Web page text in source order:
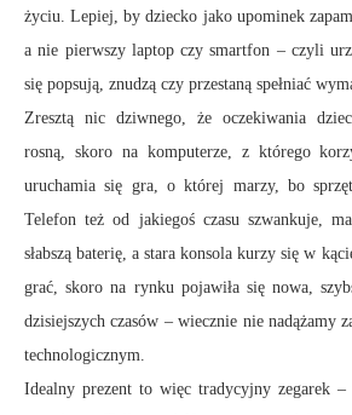
życiu. Lepiej, by dziecko jako upominek
a nie pierwszy laptop czy smartfon – czyli
się popsują, znudzą czy przestaną spełniać
Zresztą nic dziwnego, że oczekiwania
rosną, skoro na komputerze, z którego
uruchamia się gra, o której marzy, bo
Telefon też od jakiegoś czasu szwankuje,
słabszą baterię, a stara konsola kurzy się w
grać, skoro na rynku pojawiła się nowa,
dzisiejszych czasów – wiecznie nie nadążamy
technologicznym.
Idealny prezent to więc tradycyjny zegarek –